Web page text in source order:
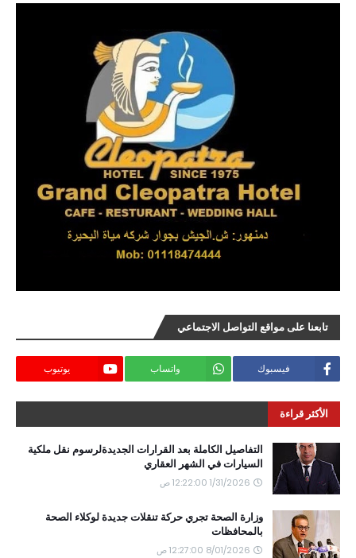
تابعنا على مواقع التواصل الاجتماعي
فيسبوك واتساب يوتيوب
الأكثر قراءة
التفاصيل الكاملة بعد القرارات الجديدةلرسوم نقل ملكية
السيارات في الشهر العقاري
1/31/2026 12:22:00 ص
وزارة الصحة تجري حركة تنقلات جديدة لوكلاء الصحة
بالمحافظات
8/01/2026 12:27:00 ص